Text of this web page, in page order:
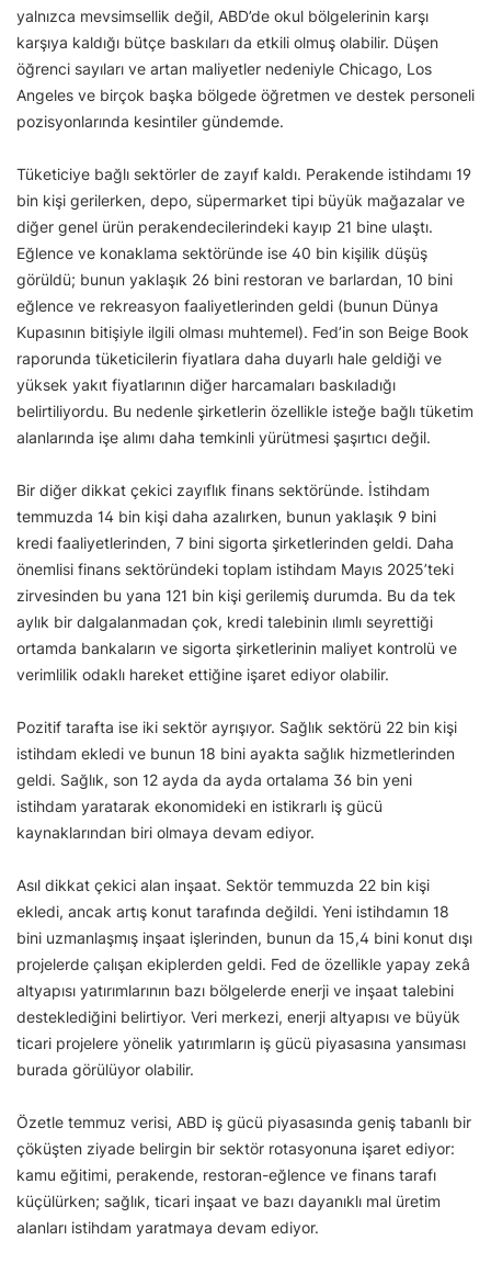
yalnızca mevsimsellik değil, ABD’de okul bölgelerinin karşı
karşıya kaldığı bütçe baskıları da etkili olmuş olabilir. Düşen
öğrenci sayıları ve artan maliyetler nedeniyle Chicago, Los
Angeles ve birçok başka bölgede öğretmen ve destek personeli
pozisyonlarında kesintiler gündemde.
Tüketiciye bağlı sektörler de zayıf kaldı. Perakende istihdamı 19
bin kişi gerilerken, depo, süpermarket tipi büyük mağazalar ve
diğer genel ürün perakendecilerindeki kayıp 21 bine ulaştı.
Eğlence ve konaklama sektöründe ise 40 bin kişilik düşüş
görüldü; bunun yaklaşık 26 bini restoran ve barlardan, 10 bini
eğlence ve rekreasyon faaliyetlerinden geldi (bunun Dünya
Kupasının bitişiyle ilgili olması muhtemel). Fed’in son Beige Book
raporunda tüketicilerin fiyatlara daha duyarlı hale geldiği ve
yüksek yakıt fiyatlarının diğer harcamaları baskıladığı
belirtiliyordu. Bu nedenle şirketlerin özellikle isteğe bağlı tüketim
alanlarında işe alımı daha temkinli yürütmesi şaşırtıcı değil.
Bir diğer dikkat çekici zayıflık finans sektöründe. İstihdam
temmuzda 14 bin kişi daha azalırken, bunun yaklaşık 9 bini
kredi faaliyetlerinden, 7 bini sigorta şirketlerinden geldi. Daha
önemlisi finans sektöründeki toplam istihdam Mayıs 2025’teki
zirvesinden bu yana 121 bin kişi gerilemiş durumda. Bu da tek
aylık bir dalgalanmadan çok, kredi talebinin ılımlı seyrettiği
ortamda bankaların ve sigorta şirketlerinin maliyet kontrolü ve
verimlilik odaklı hareket ettiğine işaret ediyor olabilir.
Pozitif tarafta ise iki sektör ayrışıyor. Sağlık sektörü 22 bin kişi
istihdam ekledi ve bunun 18 bini ayakta sağlık hizmetlerinden
geldi. Sağlık, son 12 ayda da ayda ortalama 36 bin yeni
istihdam yaratarak ekonomideki en istikrarlı iş gücü
kaynaklarından biri olmaya devam ediyor.
Asıl dikkat çekici alan inşaat. Sektör temmuzda 22 bin kişi
ekledi, ancak artış konut tarafında değildi. Yeni istihdamın 18
bini uzmanlaşmış inşaat işlerinden, bunun da 15,4 bini konut dışı
projelerde çalışan ekiplerden geldi. Fed de özellikle yapay zekâ
altyapısı yatırımlarının bazı bölgelerde enerji ve inşaat talebini
desteklediğini belirtiyor. Veri merkezi, enerji altyapısı ve büyük
ticari projelere yönelik yatırımların iş gücü piyasasına yansıması
burada görülüyor olabilir.
Özetle temmuz verisi, ABD iş gücü piyasasında geniş tabanlı bir
çöküşten ziyade belirgin bir sektör rotasyonuna işaret ediyor:
kamu eğitimi, perakende, restoran-eğlence ve finans tarafı
küçülürken; sağlık, ticari inşaat ve bazı dayanıklı mal üretim
alanları istihdam yaratmaya devam ediyor.